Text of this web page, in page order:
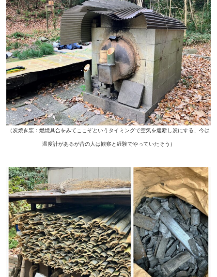
（炭焼き窯：燃焼具合をみてここぞというタイミングで空気を遮断し炭にする、今は
温度計があるが昔の人は観察と経験でやっていたそう）